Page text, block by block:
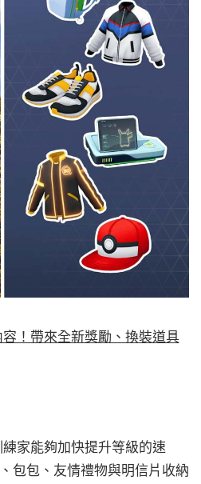
！帶來全新獎勵、換裝道具
家能夠加快提升等級的速
包包、友情禮物與明信片收納